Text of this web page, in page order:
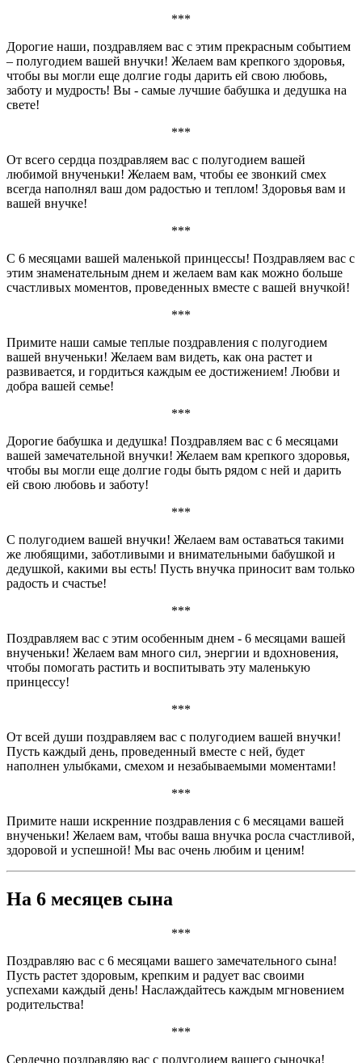
***
Дорогие наши, поздравляем вас с этим прекрасным событием
– полугодием вашей внучки! Желаем вам крепкого здоровья,
чтобы вы могли еще долгие годы дарить ей свою любовь,
заботу и мудрость! Вы - самые лучшие бабушка и дедушка на
свете!
***
От всего сердца поздравляем вас с полугодием вашей
любимой внученьки! Желаем вам, чтобы ее звонкий смех
всегда наполнял ваш дом радостью и теплом! Здоровья вам и
вашей внучке!
***
С 6 месяцами вашей маленькой принцессы! Поздравляем вас с
этим знаменательным днем и желаем вам как можно больше
счастливых моментов, проведенных вместе с вашей внучкой!
***
Примите наши самые теплые поздравления с полугодием
вашей внученьки! Желаем вам видеть, как она растет и
развивается, и гордиться каждым ее достижением! Любви и
добра вашей семье!
***
Дорогие бабушка и дедушка! Поздравляем вас с 6 месяцами
вашей замечательной внучки! Желаем вам крепкого здоровья,
чтобы вы могли еще долгие годы быть рядом с ней и дарить
ей свою любовь и заботу!
***
С полугодием вашей внучки! Желаем вам оставаться такими
же любящими, заботливыми и внимательными бабушкой и
дедушкой, какими вы есть! Пусть внучка приносит вам только
радость и счастье!
***
Поздравляем вас с этим особенным днем - 6 месяцами вашей
внученьки! Желаем вам много сил, энергии и вдохновения,
чтобы помогать растить и воспитывать эту маленькую
принцессу!
***
От всей души поздравляем вас с полугодием вашей внучки!
Пусть каждый день, проведенный вместе с ней, будет
наполнен улыбками, смехом и незабываемыми моментами!
***
Примите наши искренние поздравления с 6 месяцами вашей
внученьки! Желаем вам, чтобы ваша внучка росла счастливой,
здоровой и успешной! Мы вас очень любим и ценим!
На 6 месяцев сына
***
Поздравляю вас с 6 месяцами вашего замечательного сына!
Пусть растет здоровым, крепким и радует вас своими
успехами каждый день! Наслаждайтесь каждым мгновением
родительства!
***
Сердечно поздравляю вас с полугодием вашего сыночка!